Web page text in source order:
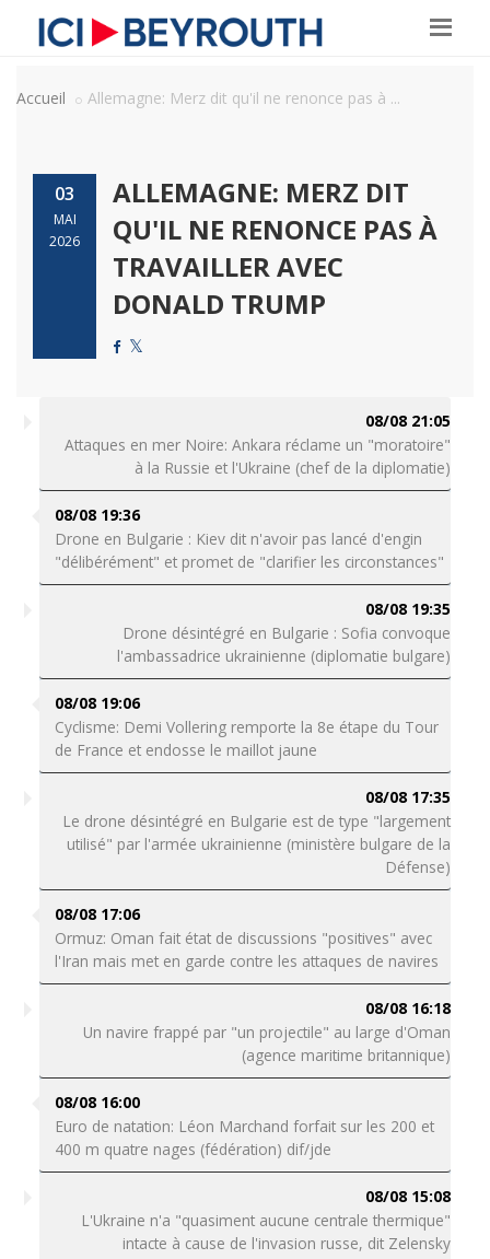
Accueil Allemagne: Merz dit qu'il ne renonce pas à ...
03
MAI
2026
ALLEMAGNE: MERZ DIT
QU'IL NE RENONCE PAS À
TRAVAILLER AVEC
DONALD TRUMP
08/08 21:05
Attaques en mer Noire: Ankara réclame un "moratoire"
à la Russie et l'Ukraine (chef de la diplomatie)
08/08 19:36
Drone en Bulgarie : Kiev dit n'avoir pas lancé d'engin
"délibérément" et promet de "clarifier les circonstances"
08/08 19:35
Drone désintégré en Bulgarie : Sofia convoque
l'ambassadrice ukrainienne (diplomatie bulgare)
08/08 19:06
Cyclisme: Demi Vollering remporte la 8e étape du Tour
de France et endosse le maillot jaune
08/08 17:35
Le drone désintégré en Bulgarie est de type "largement
utilisé" par l'armée ukrainienne (ministère bulgare de la
Défense)
08/08 17:06
Ormuz: Oman fait état de discussions "positives" avec
l'Iran mais met en garde contre les attaques de navires
08/08 16:18
Un navire frappé par "un projectile" au large d'Oman
(agence maritime britannique)
08/08 16:00
Euro de natation: Léon Marchand forfait sur les 200 et
400 m quatre nages (fédération) dif/jde
08/08 15:08
L'Ukraine n'a "quasiment aucune centrale thermique"
intacte à cause de l'invasion russe, dit Zelensky